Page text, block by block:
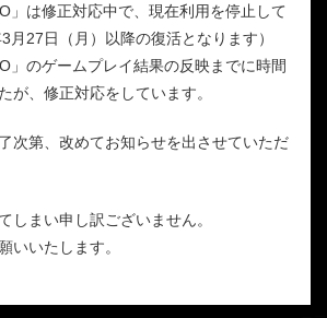
」は修正対応中で、現在利用を停止して
月27日（月）以降の復活となります）
」のゲームプレイ結果の反映までに時間
が、修正対応をしています。
次第、改めてお知らせを出させていただ
しまい申し訳ございません。
いいたします。